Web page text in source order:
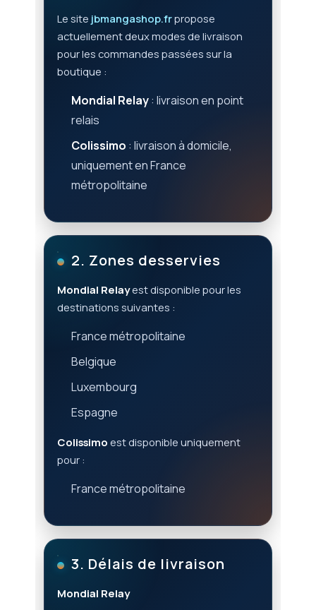
Le site jbmangashop.frpropose
actuellement deux modes de livraison
pour les commandes passées sur la
boutique :
Mondial Relay: livraison en point
relais
Colissimo : livraison à domicile,
uniquement en France
métropolitaine
2. Zones desservies
Mondial Relayest disponible pour les
destinations suivantes :
France métropolitaine
Belgique
Luxembourg
Espagne
Colissimo est disponible uniquement
pour :
France métropolitaine
3. Délais de livraison
Mondial Relay